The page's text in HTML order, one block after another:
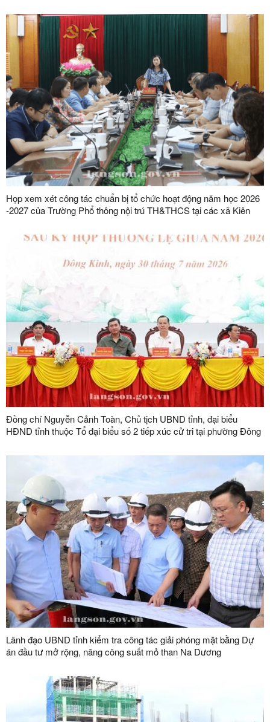
Họp xem xét công tác chuẩn bị tổ chức hoạt động năm học 2026
-2027 của Trường Phổ thông nội trú TH&THCS tại các xã Kiên
Đồng chí Nguyễn Cảnh Toàn, Chủ tịch UBND tỉnh, đại biểu
HĐND tỉnh thuộc Tổ đại biểu số 2 tiếp xúc cử tri tại phường Đông
Lãnh đạo UBND tỉnh kiểm tra công tác giải phóng mặt bằng Dự
án đầu tư mở rộng, nâng công suất mỏ than Na Dương